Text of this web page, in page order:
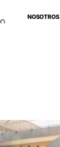
NOSOTROS